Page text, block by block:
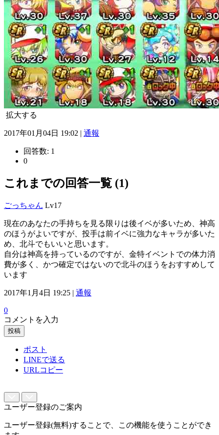
拡大する
2017年01月04日 19:02 | 通報
回答数: 1
0
これまでの回答一覧 (1)
ごっちゃん Lv17
現在のあなたの手持ちを見る限りは後イベが多いため、神高
のほうがよいですが、投手は前イベに強力なキャラが多いた
め、北斗でもいいと思います。
自分は神高を持っているのですが、金特イベントでの体力消
費が多く、かつ確定ではないので北斗のほうをおすすめして
います
2017年1月4日 19:25 | 通報
0
コメントを入力
投稿
ポスト
LINEで送る
URLコピー
ユーザー登録のご案内
ユーザー登録(無料)することで、この機能を使うことができ